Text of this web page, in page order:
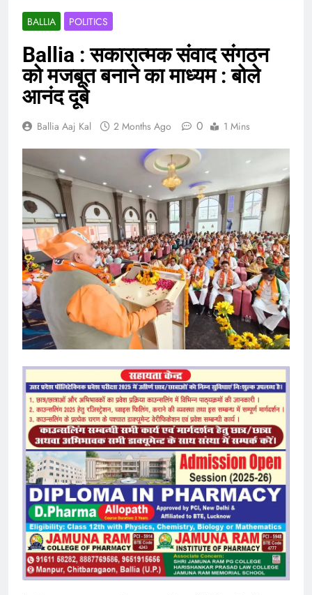
BALLIA POLITICS
Ballia : सकारात्मक संवाद संगठन
को मजबूत बनाने का माध्यम : बोले
आनंद दूबे
Ballia Aaj Kal 2 Months Ago 0 1 Mins